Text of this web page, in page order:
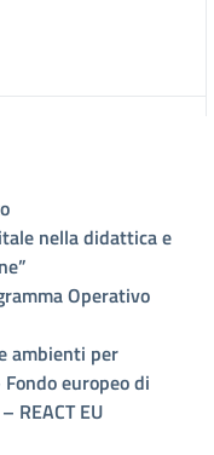
nella didattica e
Operativo
ambienti per
europeo di
REACT EU